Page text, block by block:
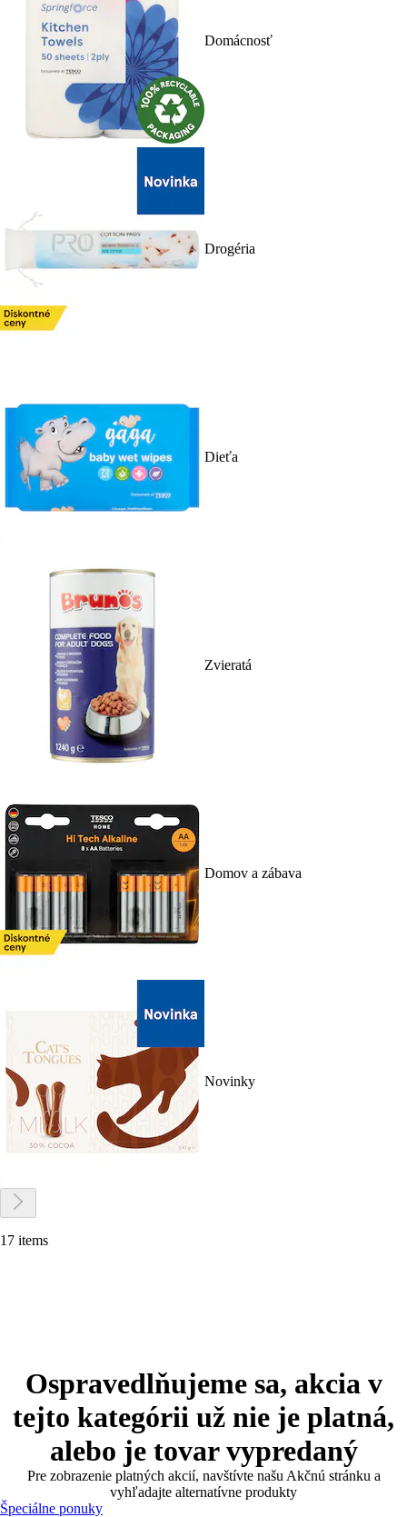
Domácnosť
Drogéria
Dieťa
Zvieratá
Domov a zábava
Novinky
17 items
Ospravedlňujeme sa, akcia v
tejto kategórii už nie je platná,
alebo je tovar vypredaný
Pre zobrazenie platných akcií, navštívte našu Akčnú stránku a
vyhľadajte alternatívne produkty
Špeciálne ponuky